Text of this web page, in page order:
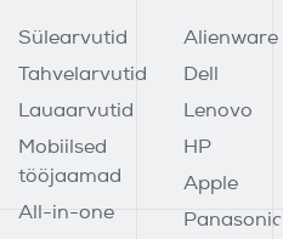
Sülearvutid
Tahvelarvutid
Lauaarvutid
Mobiilsed
tööjaamad
All-in-one
Alienware
Dell
Lenovo
HP
Apple
Panasonic